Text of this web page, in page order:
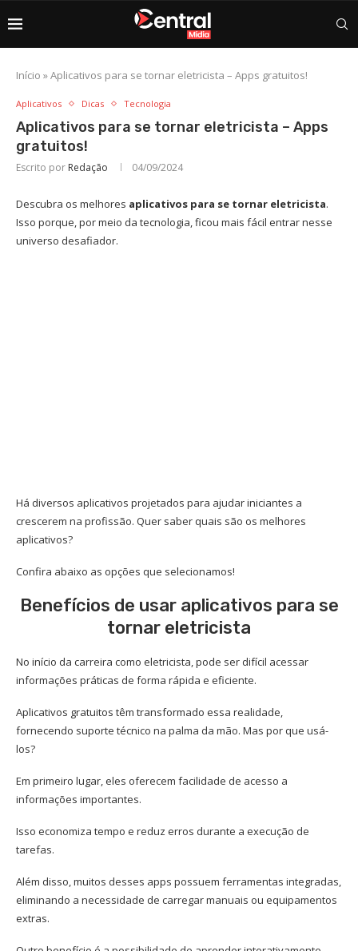
Início »Aplicativos para se tornar eletricista – Apps gratuitos!
Aplicativos Dicas Tecnologia
Aplicativos para se tornar eletricista – Apps
gratuitos!
Escrito por Redação 04/09/2024
Descubra os melhores aplicativos para se tornar eletricista.
Isso porque, por meio da tecnologia, ficou mais fácil entrar nesse
universo desafiador.
Há diversos aplicativos projetados para ajudar iniciantes a
crescerem na profissão. Quer saber quais são os melhores
aplicativos?
Confira abaixo as opções que selecionamos!
Benefícios de usar aplicativos para se
tornar eletricista
No início da carreira como eletricista, pode ser difícil acessar
informações práticas de forma rápida e eficiente.
Aplicativos gratuitos têm transformado essa realidade,
fornecendo suporte técnico na palma da mão. Mas por que usá-
los?
Em primeiro lugar, eles oferecem facilidade de acesso a
informações importantes.
Isso economiza tempo e reduz erros durante a execução de
tarefas.
Além disso, muitos desses apps possuem ferramentas integradas,
eliminando a necessidade de carregar manuais ou equipamentos
extras.